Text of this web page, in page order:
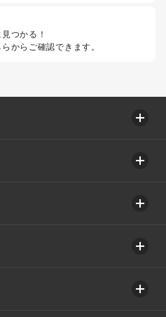
つかる！
からご確認できます。